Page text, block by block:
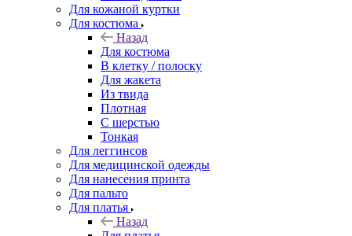
Для кожаной куртки
Для костюма
Назад
Для костюма
В клетку / полоску
Для жакета
Из твида
Плотная
С шерстью
Тонкая
Для леггинсов
Для медицинской одежды
Для нанесения принта
Для пальто
Для платья
Назад